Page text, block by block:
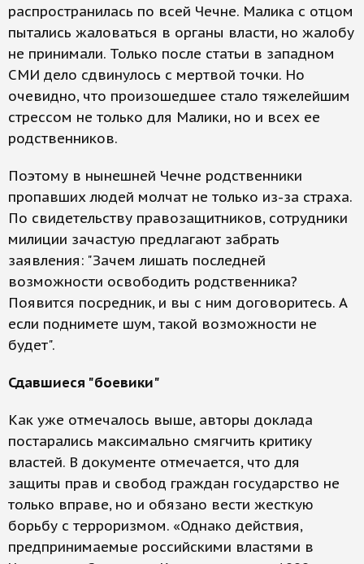
распространилась по всей Чечне. Малика с отцом
пытались жаловаться в органы власти, но жалобу
не принимали. Только после статьи в западном
СМИ дело сдвинулось с мертвой точки. Но
очевидно, что произошедшее стало тяжелейшим
стрессом не только для Малики, но и всех ее
родственников.
Поэтому в нынешней Чечне родственники
пропавших людей молчат не только из-за страха.
По свидетельству правозащитников, сотрудники
милиции зачастую предлагают забрать
заявления: "Зачем лишать последней
возможности освободить родственника?
Появится посредник, и вы с ним договоритесь. А
если поднимете шум, такой возможности не
будет".
Сдавшиеся "боевики"
Как уже отмечалось выше, авторы доклада
постарались максимально смягчить критику
властей. В документе отмечается, что для
защиты прав и свобод граждан государство не
только вправе, но и обязано вести жесткую
борьбу с терроризмом. «Однако действия,
предпринимаемые российскими властями в